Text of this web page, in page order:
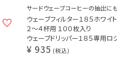
サードウェーブコーヒーの抽出に
ウェーブフィルター１８５ホワイト
２～４杯用 １００枚入り
ウェーブドリッパー１８５専用ロ
サードウェーブコーヒーの抽出
カリタ（KARITA） ペーパーフィル
¥ 935 税込